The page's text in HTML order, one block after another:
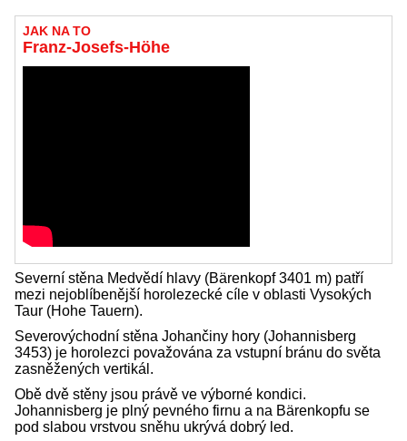
JAK NA TO
Franz-Josefs-Höhe
Severní stěna Medvědí hlavy (Bärenkopf 3401 m) patří
mezi nejoblíbenější horolezecké cíle v oblasti Vysokých
Taur (Hohe Tauern).
Severovýchodní stěna Johančiny hory (Johannisberg
3453) je horolezci považována za vstupní bránu do světa
zasněžených vertikál.
Obě dvě stěny jsou právě ve výborné kondici.
Johannisberg je plný pevného firnu a na Bärenkopfu se
pod slabou vrstvou sněhu ukrývá dobrý led.